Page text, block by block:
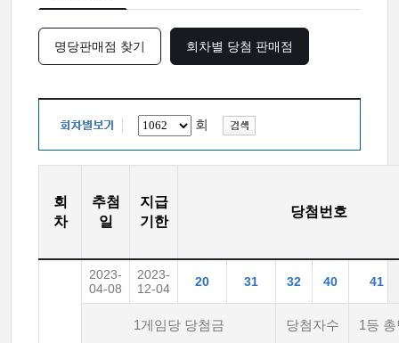
명당판매점 찾기 회차별 당첨 판매점
회
회
차
추첨
일
지급
기한
당첨번호
2023-
04-08
2023-
12-04
20 31 32 40 41
1게임당 당첨금 당첨자수 1등